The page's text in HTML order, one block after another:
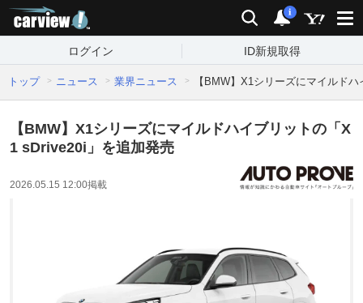
検索 通知
i
ログイン ID新規取得
トップ ニュース 業界ニュース 【BMW】X1シリーズにマイルド
【BMW】X1シリーズにマイルドハイブリットの「X
1 sDrive20i」を追加発売
2026.05.15 12:00掲載